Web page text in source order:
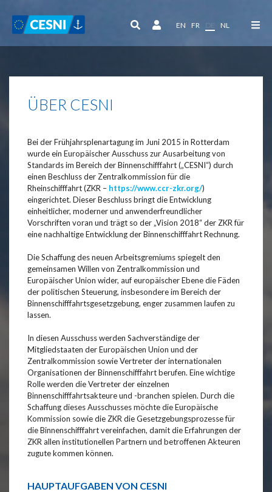
EN FR DE NL
ÜBER CESNI
Bei der Frühjahrsplenartagung im Juni 2015 in Rotterdam
wurde ein Europäischer Ausschuss zur Ausarbeitung von
Standards im Bereich der Binnenschifffahrt („CESNI“) durch
einen Beschluss der Zentralkommission für die
Rheinschifffahrt (ZKR – https://www.ccr-zkr.org/)
eingerichtet. Dieser Beschluss bringt die Entwicklung
einheitlicher, moderner und anwenderfreundlicher
Vorschriften voran und trägt so der „Vision 2018“ der ZKR für
eine nachhaltige Entwicklung der Binnenschifffahrt Rechnung.
Die Schaffung des neuen Arbeitsgremiums spiegelt den
gemeinsamen Willen von Zentralkommission und
Europäischer Union wider, auf europäischer Ebene die Fäden
der politischen Steuerung, insbesondere im Bereich der
Binnenschifffahrtsgesetzgebung, enger zusammen laufen zu
lassen.
In diesen Ausschuss werden Sachverständige der
Mitgliedstaaten der Europäischen Union und der
Zentralkommission sowie Vertreter der internationalen
Organisationen der Binnenschifffahrt berufen. Eine wichtige
Rolle werden die Vertreter der einzelnen
Binnenschifffahrtsakteure und -branchen spielen. Durch die
Schaffung dieses Ausschusses möchte die Europäische
Kommission sowie die ZKR die Gesetzgebungsprozesse für
die Binnenschifffahrt vereinfachen, damit die Erfahrungen der
ZKR allen institutionellen Partnern und betroffenen Akteuren
zugute kommen können.
HAUPTAUFGABEN VON CESNI